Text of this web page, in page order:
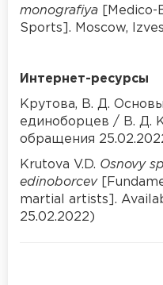
monografiya [Medico-
Sports]. Moscow,
Интернет-ресурсы
Крутова, В. Д.
единоборцев / В. Д.
обращения
Krutova V.D. Osnovy
edinoborcev
martial artists].
25.02.2022)